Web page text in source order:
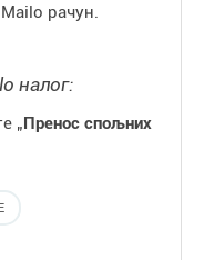
рачун.
налог:
„Пренос спољних